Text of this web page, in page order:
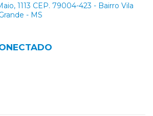
1113 CEP. 79004-423 - Bairro Vila
- MS